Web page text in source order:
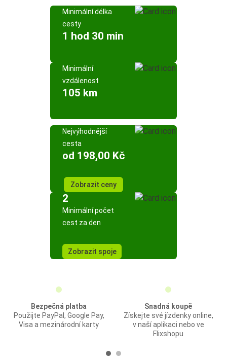
Minimální délka
cesty
1 hod 30 min
Minimální
vzdálenost
105 km
Nejvýhodnější
cesta
od 198,00 Kč
Zobrazit ceny
2
Minimální počet
cest za den
Zobrazit spoje
Bezpečná platba
Použijte PayPal, Google Pay,
Visa a mezinárodní karty
Snadná koupě
Získejte své jízdenky online,
v naší aplikaci nebo ve
Flixshopu